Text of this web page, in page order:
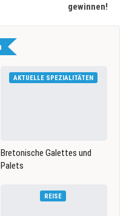
gewinnen!
AKTUELLE SPEZIALITÄTEN
Bretonische Galettes und
Palets
REISE